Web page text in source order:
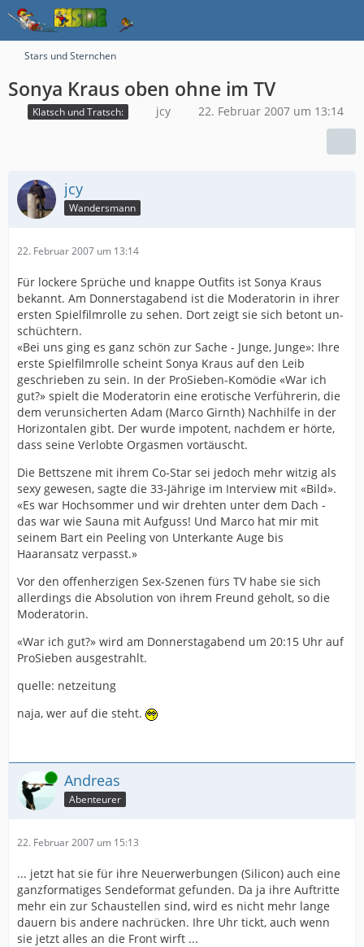
Stars und Sternchen
Sonya Kraus oben ohne im TV
Klatsch und Tratsch: jcy 22. Februar 2007 um 13:14
jcy
Wandersmann
22. Februar 2007 um 13:14
Für lockere Sprüche und knappe Outfits ist Sonya Kraus
bekannt. Am Donnerstagabend ist die Moderatorin in ihrer
ersten Spielfilmrolle zu sehen. Dort zeigt sie sich betont un-
schüchtern.
«Bei uns ging es ganz schön zur Sache - Junge, Junge»: Ihre
erste Spielfilmrolle scheint Sonya Kraus auf den Leib
geschrieben zu sein. In der ProSieben-Komödie «War ich
gut?» spielt die Moderatorin eine erotische Verführerin, die
dem verunsicherten Adam (Marco Girnth) Nachhilfe in der
Horizontalen gibt. Der wurde impotent, nachdem er hörte,
dass seine Verlobte Orgasmen vortäuscht.
Die Bettszene mit ihrem Co-Star sei jedoch mehr witzig als
sexy gewesen, sagte die 33-Jährige im Interview mit «Bild».
«Es war Hochsommer und wir drehten unter dem Dach -
das war wie Sauna mit Aufguss! Und Marco hat mir mit
seinem Bart ein Peeling von Unterkante Auge bis
Haaransatz verpasst.»
Vor den offenherzigen Sex-Szenen fürs TV habe sie sich
allerdings die Absolution von ihrem Freund geholt, so die
Moderatorin.
«War ich gut?» wird am Donnerstagabend um 20:15 Uhr auf
ProSieben ausgestrahlt.
quelle: netzeitung
naja, wer auf die steht.
Online Andreas
Abenteurer
22. Februar 2007 um 15:13
... jetzt hat sie für ihre Neuerwerbungen (Silicon) auch eine
ganzformatiges Sendeformat gefunden. Da ja ihre Auftritte
mehr ein zur Schaustellen sind, wird es nicht mehr lange
dauern bis andere nachrücken. Ihre Uhr tickt, auch wenn
sie jetzt alles an die Front wirft ...